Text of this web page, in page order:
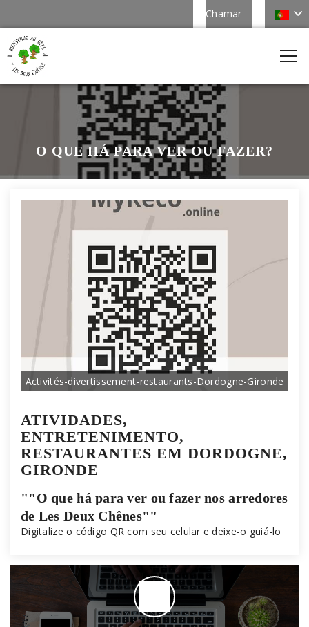
Chamar
O QUE HÁ PARA VER OU FAZER?
Activités-divertissement-restaurants-Dordogne-Gironde
ATIVIDADES,
ENTRETENIMENTO,
RESTAURANTES EM DORDOGNE,
GIRONDE
""O que há para ver ou fazer nos arredores
de Les Deux Chênes""
Digitalize o código QR com seu celular e deixe-o guiá-lo